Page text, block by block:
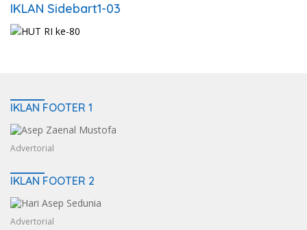
IKLAN Sidebart1-03
IKLAN FOOTER 1
Advertorial
IKLAN FOOTER 2
Advertorial